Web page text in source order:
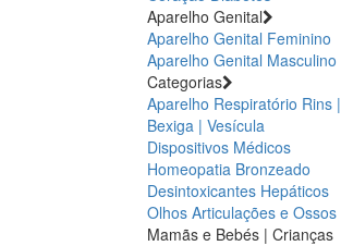
Aparelho Genital
Aparelho Genital Feminino
Aparelho Genital Masculino
Categorias
Aparelho Respiratório Rins |
Bexiga | Vesícula
Dispositivos Médicos
Homeopatia Bronzeado
Desintoxicantes Hepáticos
Olhos Articulações e Ossos
Mamãs e Bebés | Crianças